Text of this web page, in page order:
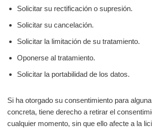
Solicitar su rectificación o supresión.
Solicitar su cancelación.
Solicitar la limitación de su tratamiento.
Oponerse al tratamiento.
Solicitar la portabilidad de los datos.
Si ha otorgado su consentimiento para
concreta, tiene derecho a retirar el
cualquier momento, sin que ello afecte a la